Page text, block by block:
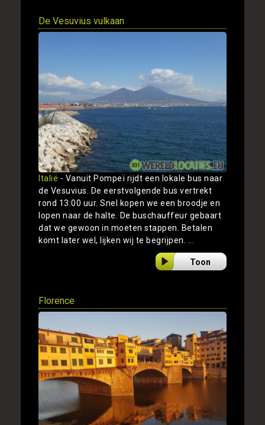
De Vesuvius vulkaan
Italië - Vanuit Pompeï rijdt een lokale bus naar
de Vesuvius. De eerstvolgende bus vertrekt
rond 13:00 uur. Snel kopen we een broodje en
lopen naar de halte. De buschauffeur gebaart
dat we gewoon in moeten stappen. Betalen
komt later wel, lijken wij te begrijpen. ...
Toon
Florence